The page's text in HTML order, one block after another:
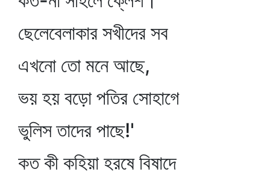
ছেলেবেলাকার সখীদের সব
এখনো তো মনে আছে,
ভয় হয় বড়ো পতির সোহাগে
ভুলিস তাদের পাছে!'
কত কী কহিয়া হরষে বিষাদে